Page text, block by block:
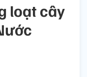
loạt cây